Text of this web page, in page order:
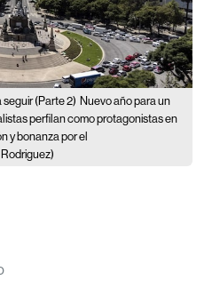
(Parte 2) Nuevo año para un
perfilan como protagonistas en
y bonanza por el